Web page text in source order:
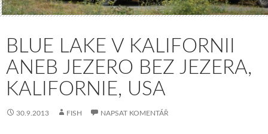
BLUE LAKE V KALIFORNII
ANEB JEZERO BEZ JEZERA,
KALIFORNIE, USA
30.9.2013 FISH NAPSAT KOMENTÁŘ